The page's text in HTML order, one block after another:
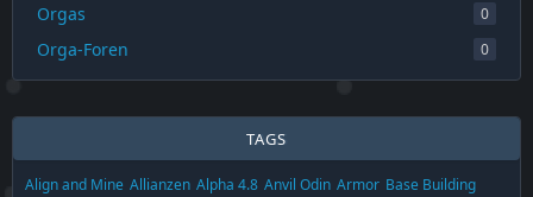
Orgas 0
Orga-Foren 0
TAGS
Align and Mine Allianzen Alpha 4.8 Anvil Odin Armor Base Building